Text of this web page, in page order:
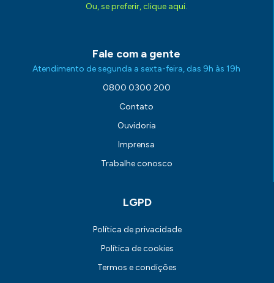
Ou, se preferir, clique aqui.
Fale com a gente
Atendimento de segunda a sexta-feira, das 9h às 19h
0800 0300 200
Contato
Ouvidoria
Imprensa
Trabalhe conosco
LGPD
Política de privacidade
Política de cookies
Termos e condições